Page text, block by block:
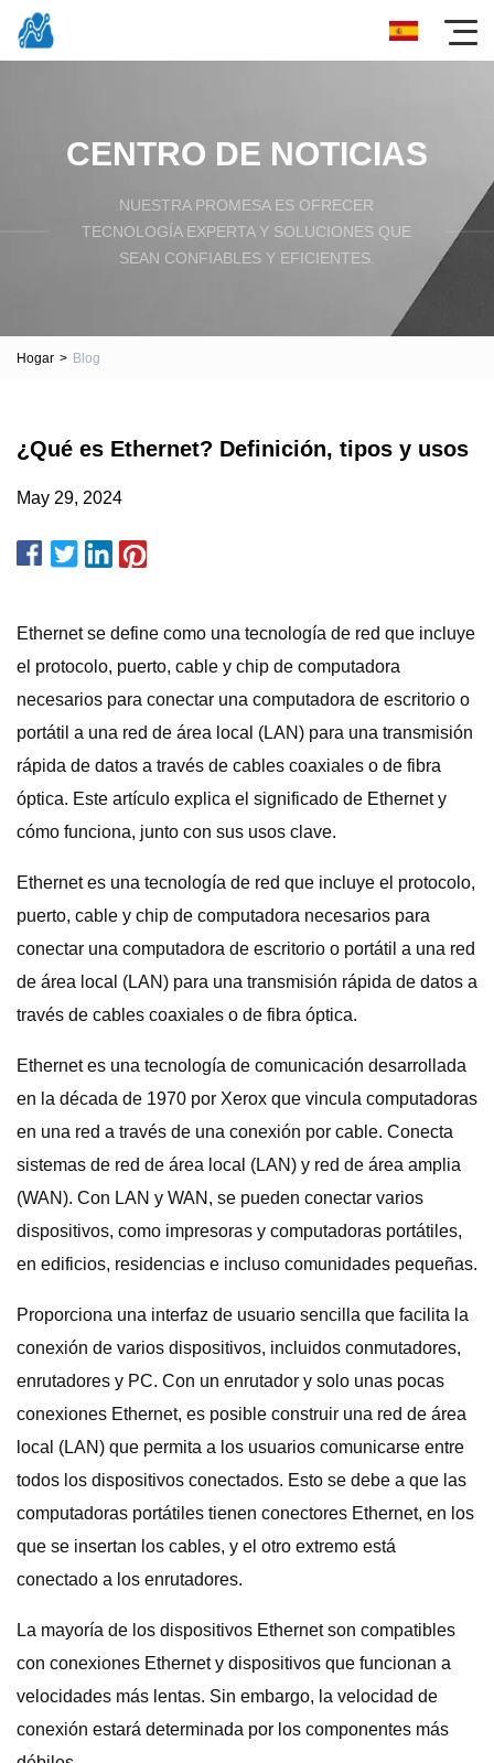
CENTRO DE NOTICIAS
NUESTRA PROMESA ES OFRECER
TECNOLOGÍA EXPERTA Y SOLUCIONES QUE
SEAN CONFIABLES Y EFICIENTES.
Hogar > Blog
¿Qué es Ethernet? Definición, tipos y usos
May 29, 2024
Ethernet se define como una tecnología de red que incluye
el protocolo, puerto, cable y chip de computadora
necesarios para conectar una computadora de escritorio o
portátil a una red de área local (LAN) para una transmisión
rápida de datos a través de cables coaxiales o de fibra
óptica. Este artículo explica el significado de Ethernet y
cómo funciona, junto con sus usos clave.
Ethernet es una tecnología de red que incluye el protocolo,
puerto, cable y chip de computadora necesarios para
conectar una computadora de escritorio o portátil a una red
de área local (LAN) para una transmisión rápida de datos a
través de cables coaxiales o de fibra óptica.
Ethernet es una tecnología de comunicación desarrollada
en la década de 1970 por Xerox que vincula computadoras
en una red a través de una conexión por cable. Conecta
sistemas de red de área local (LAN) y red de área amplia
(WAN). Con LAN y WAN, se pueden conectar varios
dispositivos, como impresoras y computadoras portátiles,
en edificios, residencias e incluso comunidades pequeñas.
Proporciona una interfaz de usuario sencilla que facilita la
conexión de varios dispositivos, incluidos conmutadores,
enrutadores y PC. Con un enrutador y solo unas pocas
conexiones Ethernet, es posible construir una red de área
local (LAN) que permita a los usuarios comunicarse entre
todos los dispositivos conectados. Esto se debe a que las
computadoras portátiles tienen conectores Ethernet, en los
que se insertan los cables, y el otro extremo está
conectado a los enrutadores.
La mayoría de los dispositivos Ethernet son compatibles
con conexiones Ethernet y dispositivos que funcionan a
velocidades más lentas. Sin embargo, la velocidad de
conexión estará determinada por los componentes más